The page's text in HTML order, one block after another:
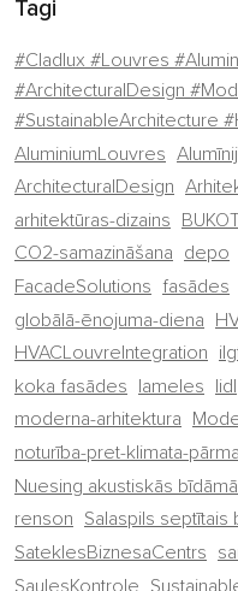
Tagi
#Cladlux #Louvres
#ArchitecturalDesign
#SustainableArchitecture
AluminiumLouvres
ArchitecturalDesign
arhitektūras-dizains
CO2-samazināšana depo
FacadeSolutions fasādes
globālā-ēnojuma-diena
HVACLouvreIntegration
koka fasādes lameles lidl
moderna-arhitektura
noturība-pret-klimata-
Nuesing akustiskās
renson Salaspils septītais
SateklesBiznesaCentrs
SaulesKontrole